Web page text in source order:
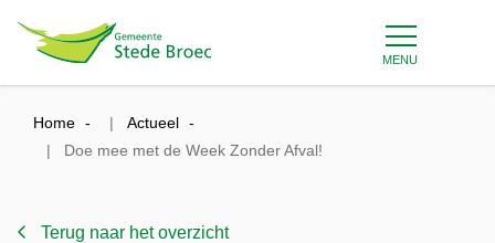
MENU
Home
Actueel
Doe mee met de Week Zonder Afval!
Terug naar het overzicht